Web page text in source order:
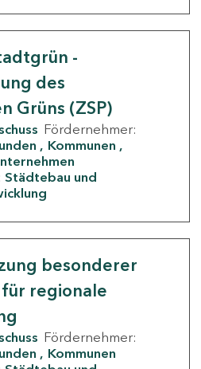
-
des
Grüns (ZSP)
Fördernehmer:
Kommunen
Städtebau und
besonderer
regionale
Fördernehmer:
Kommunen